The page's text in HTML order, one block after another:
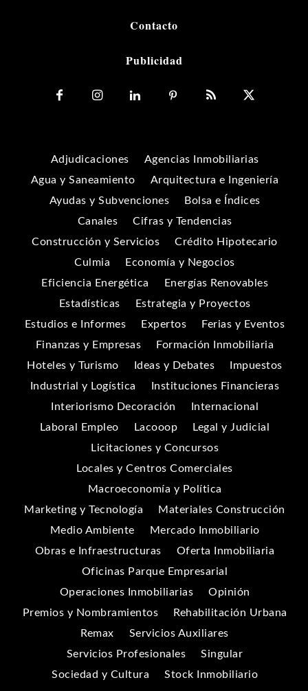
Contacto
Publicidad
Adjudicaciones
Agencias Inmobiliarias
Agua y Saneamiento
Arquitectura e Ingeniería
Ayudas y Subvenciones
Bolsa e Índices
Canales
Cifras y Tendencias
Construcción y Servicios
Crédito Hipotecario
Culmia
Economía y Negocios
Eficiencia Energética
Energías Renovables
Estadísticas
Estrategia y Proyectos
Estudios e Informes
Expertos
Ferias y Eventos
Finanzas y Empresas
Formación Inmobiliaria
Hoteles y Turismo
Ideas y Debates
Impuestos
Industrial y Logística
Instituciones Financieras
Interiorismo Decoración
Internacional
Laboral Empleo
Lacooop
Legal y Judicial
Licitaciones y Concursos
Locales y Centros Comerciales
Macroeconomía y Política
Marketing y Tecnología
Materiales Construcción
Medio Ambiente
Mercado Inmobiliario
Obras e Infraestructuras
Oferta Inmobiliaria
Oficinas Parque Empresarial
Operaciones Inmobiliarias
Opinión
Premios y Nombramientos
Rehabilitación Urbana
Remax
Servicios Auxiliares
Servicios Profesionales
Singular
Sociedad y Cultura
Stock Inmobiliario